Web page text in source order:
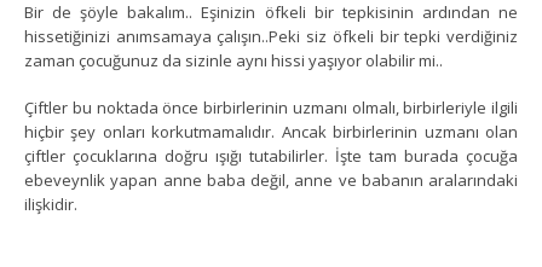
Bir de şöyle bakalım.. Eşinizin öfkeli bir tepkisinin ardından ne
hissetiğinizi anımsamaya çalışın..Peki siz öfkeli bir tepki verdiğiniz
zaman çocuğunuz da sizinle aynı hissi yaşıyor olabilir mi..
Çiftler bu noktada önce birbirlerinin uzmanı olmalı, birbirleriyle ilgili
hiçbir şey onları korkutmamalıdır. Ancak birbirlerinin uzmanı olan
çiftler çocuklarına doğru ışığı tutabilirler. İşte tam burada çocuğa
ebeveynlik yapan anne baba değil, anne ve babanın aralarındaki
ilişkidir.